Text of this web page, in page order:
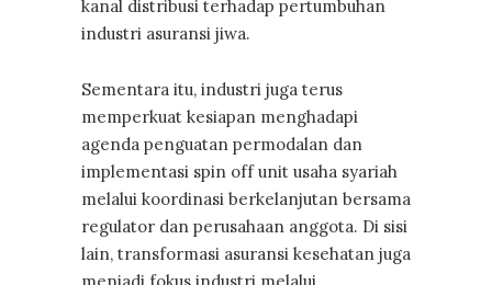
kanal distribusi terhadap pertumbuhan
industri asuransi jiwa.
Sementara itu, industri juga terus
memperkuat kesiapan menghadapi
agenda penguatan permodalan dan
implementasi spin off unit usaha syariah
melalui koordinasi berkelanjutan bersama
regulator dan perusahaan anggota. Di sisi
lain, transformasi asuransi kesehatan juga